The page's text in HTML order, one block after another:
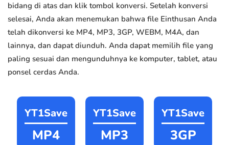
bidang di atas dan klik tombol konversi. Setelah konversi
selesai, Anda akan menemukan bahwa file Einthusan Anda
telah dikonversi ke MP4, MP3, 3GP, WEBM, M4A, dan
lainnya, dan dapat diunduh. Anda dapat memilih file yang
paling sesuai dan mengunduhnya ke komputer, tablet, atau
ponsel cerdas Anda.
YT1Save
MP4
YT1Save
MP3
YT1Save
3GP